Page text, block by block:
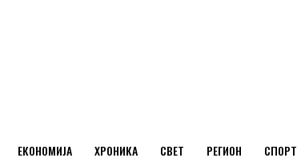
ЕКОНОМИЈА ХРОНИКА СВЕТ РЕГИОН СПОРТ